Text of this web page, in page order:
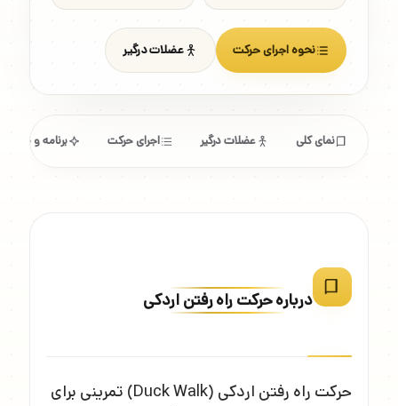
نحوه اجرای حرکت عضلات درگیر
نمای کلی عضلات درگیر اجرای حرکت برنامه و
درباره حرکت راه رفتن اردکی
حرکت راه رفتن اردکی (Duck Walk) تمرینی برای